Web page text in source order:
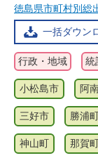
徳島県市町村別総
一括ダウン
行政・地域 統
小松島市 阿
三好市 勝浦
神山町 那賀